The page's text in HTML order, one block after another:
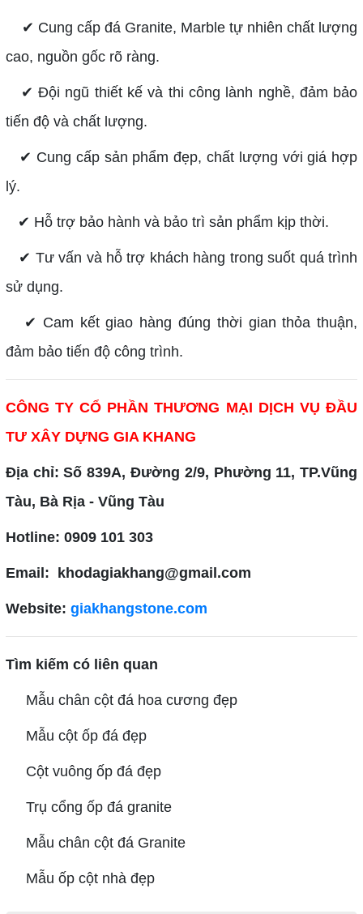
✔ Cung cấp đá Granite, Marble tự nhiên chất lượng
cao, nguồn gốc rõ ràng.
✔ Đội ngũ thiết kế và thi công lành nghề, đảm bảo
tiến độ và chất lượng.
✔ Cung cấp sản phẩm đẹp, chất lượng với giá hợp
lý.
✔ Hỗ trợ bảo hành và bảo trì sản phẩm kịp thời.
✔ Tư vấn và hỗ trợ khách hàng trong suốt quá trình
sử dụng.
✔ Cam kết giao hàng đúng thời gian thỏa thuận,
đảm bảo tiến độ công trình.
CÔNG TY CỔ PHẦN THƯƠNG MẠI DỊCH VỤ ĐẦU
TƯ XÂY DỰNG GIA KHANG
Địa chỉ: Số 839A, Đường 2/9, Phường 11, TP.Vũng
Tàu, Bà Rịa - Vũng Tàu
Hotline: 0909 101 303
Email: khodagiakhang@gmail.com
Website: giakhangstone.com
Tìm kiếm có liên quan
Mẫu chân cột đá hoa cương đẹp
Mẫu cột ốp đá đẹp
Cột vuông ốp đá đẹp
Trụ cổng ốp đá granite
Mẫu chân cột đá Granite
Mẫu ốp cột nhà đẹp